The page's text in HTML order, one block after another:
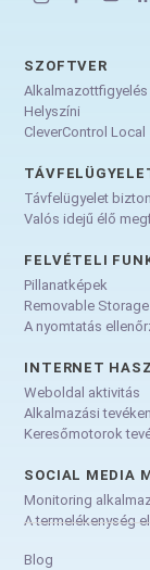
SZOFTVER
Helyszíni
CleverControl Local
Távfelügyelet
Valós idejű élő
FELVÉTELI
Pillanatképek
Removable
A nyomtatás
INTERNET
Weboldal aktivitás
Alkalmazási
Keresőmotorok
SOCIAL MEDIA
Monitoring
A termelékenység
Blog